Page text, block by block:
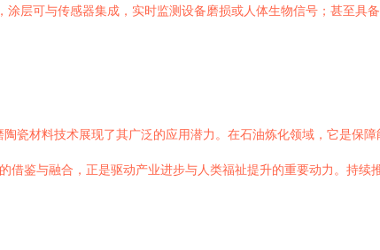
层可与传感器集成，实时监测设备磨损或人体生物信号；甚至具
瓷材料技术展现了其广泛的应用潜力。在石油炼化领域，它是保
鉴与融合，正是驱动产业进步与人类福祉提升的重要动力。持续